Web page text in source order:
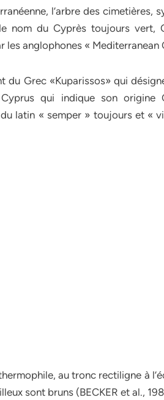
l’arbre des cimetières,
nom du Cyprès toujours vert,
les anglophones « Mediterranean
Grec «Kuparissos» qui
qui indique son origine
latin « semper » toujours et «
au tronc rectiligne à
sont bruns (BECKER et al.,